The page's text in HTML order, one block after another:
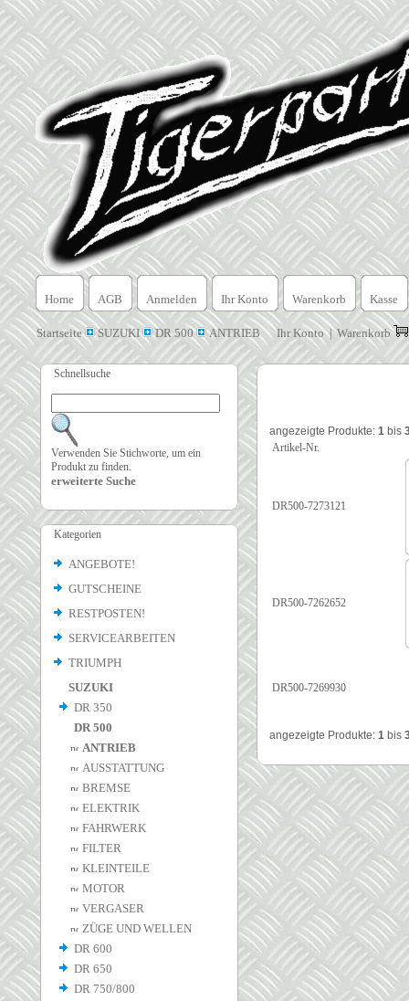
Home AGB Anmelden Ihr Konto Warenkorb Kasse
Startseite SUZUKI DR 500 ANTRIEB Ihr Konto|Warenkorb
Schnellsuche
Verwenden Sie Stichworte, um ein
Produkt zu finden.
erweiterte Suche
Kategorien
ANGEBOTE!
GUTSCHEINE
RESTPOSTEN!
SERVICEARBEITEN
TRIUMPH
SUZUKI
DR 350
DR 500
ANTRIEB
AUSSTATTUNG
BREMSE
ELEKTRIK
FAHRWERK
FILTER
KLEINTEILE
MOTOR
VERGASER
ZÜGE UND WELLEN
DR 600
DR 650
DR 750/800
angezeigte Produkte: 1 bis
Artikel-Nr.
DR500-7273121
DR500-7262652
DR500-7269930
angezeigte Produkte: 1 bis